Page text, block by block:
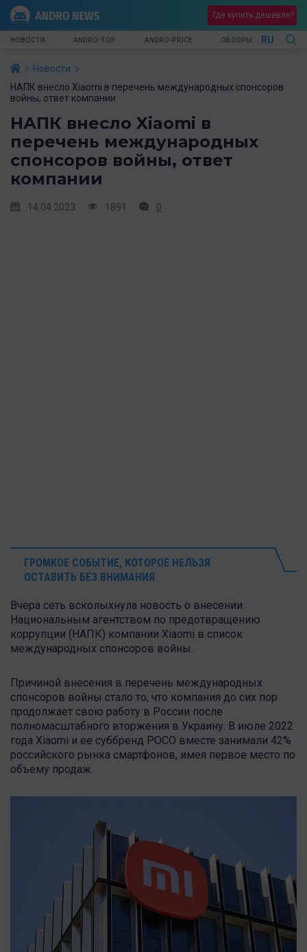
Где купить дешевле?
НОВОСТИ ANDRO-TOP ANDRO-PRICE ОБЗОРЫ RU
Новости
НАПК внесло Xiaomi в перечень международных спонсоров
войны, ответ компании
НАПК внесло Xiaomi в
перечень международных
спонсоров войны, ответ
компании
14.04.2023 1891 0
ГРОМКОЕ СОБЫТИЕ, КОТОРОЕ НЕЛЬЗЯ
ОСТАВИТЬ БЕЗ ВНИМАНИЯ
Вчера сеть всколыхнула новость о внесении
Национальным агентством по предотвращению
коррупции (НАПК) компании Xiaomi в список
международных спонсоров войны.
Причиной внесения в перечень международных
спонсоров войны стало то, что компания до сих пор
продолжает свою работу в России после
полномасштабного вторжения в Украину. В июле 2022
года Xiaomi и ее суббренд POCO вместе занимали 42%
российского рынка смартфонов, имея первое место по
объему продаж.